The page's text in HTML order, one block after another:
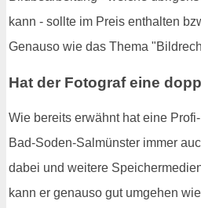
kann - sollte im Preis enthalten
Genauso wie das Thema
Hat der Fotograf eine
Wie bereits erwähnt hat eine
Bad-Soden-Salmünster immer
dabei und weitere
kann er genauso gut umgehen